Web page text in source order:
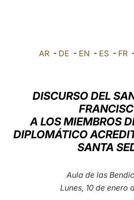
AR - DE - EN - ES - FR
DISCURSO DEL
A LOS MIEMBROS
DIPLOMÁTICO
SANTA
Aula de las
Lunes, 10 de enero